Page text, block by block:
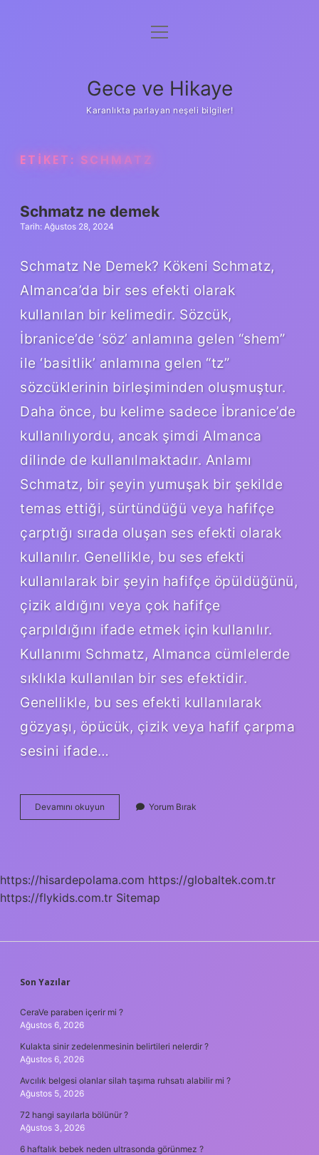
Anasayfa
Yasal Uyarı
menüyü
Gece ve Hikaye
Karanlıkta parlayan neşeli bilgiler!
ETIKET: SCHMATZ
Schmatz ne demek
Tarih: Ağustos 28, 2024
Schmatz Ne Demek? Kökeni Schmatz,
Almanca’da bir ses efekti olarak
kullanılan bir kelimedir. Sözcük,
İbranice’de ‘söz’ anlamına gelen “shem”
ile ‘basitlik’ anlamına gelen “tz”
sözcüklerinin birleşiminden oluşmuştur.
Daha önce, bu kelime sadece İbranice’de
kullanılıyordu, ancak şimdi Almanca
dilinde de kullanılmaktadır. Anlamı
Schmatz, bir şeyin yumuşak bir şekilde
temas ettiği, sürtündüğü veya hafifçe
çarptığı sırada oluşan ses efekti olarak
kullanılır. Genellikle, bu ses efekti
kullanılarak bir şeyin hafifçe öpüldüğünü,
çizik aldığını veya çok hafifçe
çarpıldığını ifade etmek için kullanılır.
Kullanımı Schmatz, Almanca cümlelerde
sıklıkla kullanılan bir ses efektidir.
Genellikle, bu ses efekti kullanılarak
gözyaşı, öpücük, çizik veya hafif çarpma
sesini ifade…
Devamını okuyun Schmatz
ne
Yorum Bırak
https://hisardepolama.com https://globaltek.com.tr
https://flykids.com.tr Sitemap
SIDEBAR
Son Yazılar
CeraVe paraben içerir mi ?
Ağustos 6, 2026
Kulakta sinir zedelenmesinin belirtileri nelerdir ?
Ağustos 6, 2026
Avcılık belgesi olanlar silah taşıma ruhsatı alabilir mi ?
Ağustos 5, 2026
72 hangi sayılarla bölünür ?
Ağustos 3, 2026
6 haftalık bebek neden ultrasonda görünmez ?